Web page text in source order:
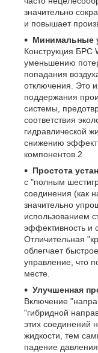
значительно
и повышает
Минимальные
Конструкция БРС
уменьшению
попадания
отключения. Это
поддержания
системы,
соответствия
гидравлической
снижению
компонентов.2
Простота
с "полным
соединения (как
значительно
использованием
эффективность и
Отличительная
облегчает
управление, что
месте.
Улучшенная
Включение
"гибридной
этих соединений
жидкости, тем
падение